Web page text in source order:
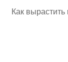
Как